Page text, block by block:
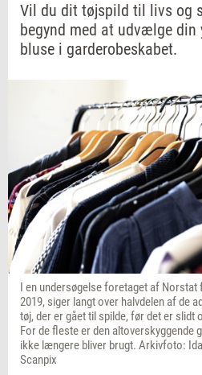
Vil du dit tøjspild til livs og
begynd med at udvælge din
bluse i garderobeskabet.
I en undersøgelse foretaget af
2019, siger langt over halvdelen af de
tøj, der er gået til spilde, før det er slidt
For de fleste er den altoverskyggende
ikke længere bliver brugt. Arkivfoto:
Scanpix